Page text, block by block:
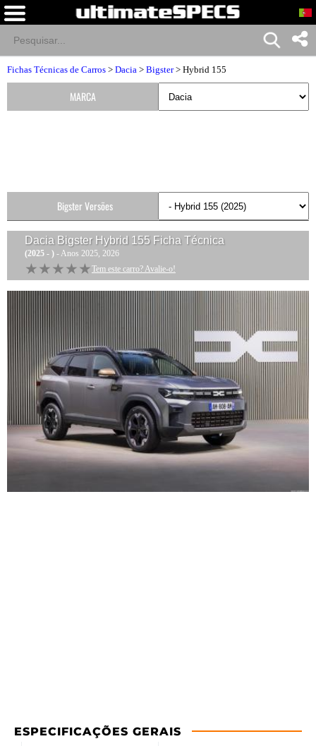
Fichas Técnicas de Carros > Dacia > Bigster> Hybrid 155
Dacia Bigster Hybrid 155 Ficha Técnica
(2025 - ) - Anos 2025, 2026
★★★★★
★★★★★ Tem este carro? Avalie-o!
ESPECIFICAÇÕES GERAIS
MARCA
Bigster Versões